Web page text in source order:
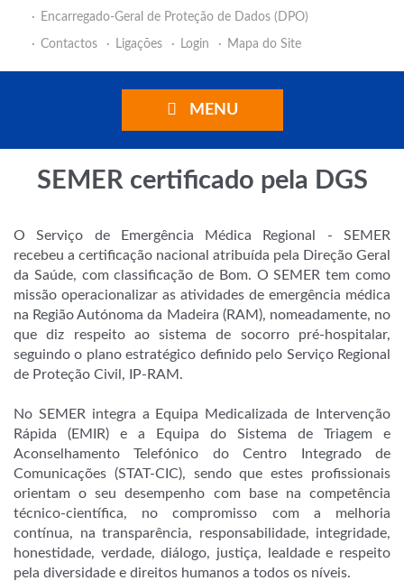
Encarregado-Geral de Proteção de Dados (DPO)
Contactos
Ligações Login Mapa do Site
MENU
SEMER certificado pela DGS
O Serviço de Emergência Médica Regional - SEMER
recebeu a certificação nacional atribuída pela Direção Geral
da Saúde, com classificação de Bom. O SEMER tem como
missão operacionalizar as atividades de emergência médica
na Região Autónoma da Madeira (RAM), nomeadamente, no
que diz respeito ao sistema de socorro pré-hospitalar,
seguindo o plano estratégico definido pelo Serviço Regional
de Proteção Civil, IP-RAM.
No SEMER integra a Equipa Medicalizada de Intervenção
Rápida (EMIR) e a Equipa do Sistema de Triagem e
Aconselhamento Telefónico do Centro Integrado de
Comunicações (STAT-CIC), sendo que estes profissionais
orientam o seu desempenho com base na competência
técnico-científica, no compromisso com a melhoria
contínua, na transparência, responsabilidade, integridade,
honestidade, verdade, diálogo, justiça, lealdade e respeito
pela diversidade e direitos humanos a todos os níveis.